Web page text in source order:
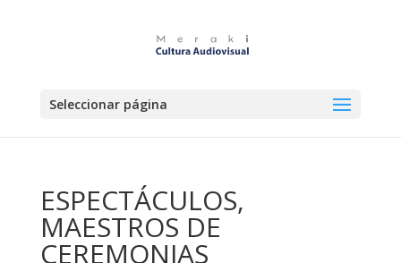
Seleccionar página
ESPECTÁCULOS,
MAESTROS DE
CEREMONIAS